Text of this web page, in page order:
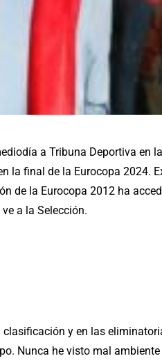
a Tribuna Deportiva en
la final de la Eurocopa 2024.
de la Eurocopa 2012 ha
a la Selección.
y en las
Nunca he visto mal